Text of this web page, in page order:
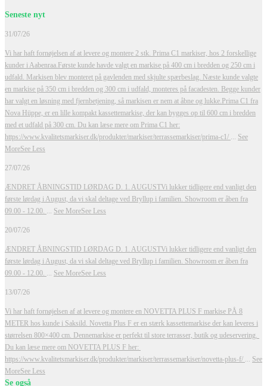
Seneste nyt
31/07/26
Vi har haft fornøjelsen af at levere og montere 2 stk. Prima C1 markiser, hos 2 forskellige
kunder i Aabenraa. Første kunde havde valgt en markise på 400 cm i bredden og 250 cm i
udfald. Markisen blev monteret på gavlenden med skjulte spærbeslag. Næste kunde valgte
en markise på 350 cm i bredden og 300 cm i udfald, monteres på facadesten. Begge kunder
har valgt en løsning med fjernbetjening, så markisen er nem at åbne og lukke. Prima C1 fra
Nova Hüppe, er en lille kompakt kassettemarkise, der kan bygges op til 600 cm i bredden
med et udfald på 300 cm. Du kan læse mere om Prima C1 her:
https://www.kvalitetsmarkiser.dk/produkter/markiser/terrassemarkiser/prima-c1/ ... See
MoreSee Less
27/07/26
ÆNDRET ÅBNINGSTID LØRDAG D. 1. AUGUSTVi lukker tidligere end vanligt den
første lørdag i August, da vi skal deltage ved Bryllup i familien. Showroom er åben fra
09.00 - 12.00. ... See MoreSee Less
20/07/26
ÆNDRET ÅBNINGSTID LØRDAG D. 1. AUGUSTVi lukker tidligere end vanligt den
første lørdag i August, da vi skal deltage ved Bryllup i familien. Showroom er åben fra
09.00 - 12.00. ... See MoreSee Less
13/07/26
Vi har haft fornøjelsen af at levere og montere en NOVETTA PLUS F markise PÅ 8
METER hos kunde i Saksild. Novetta Plus F er en stærk kassettemarkise der kan leveres i
størrelsen 800×400 cm. Dennemarkise er perfekt til store terrasser, butik og udeservering.
Du kan læse mere om NOVETTA PLUS F her:
https://www.kvalitetsmarkiser.dk/produkter/markiser/terrassemarkiser/novetta-plus-f/ ... See
MoreSee Less
Se også